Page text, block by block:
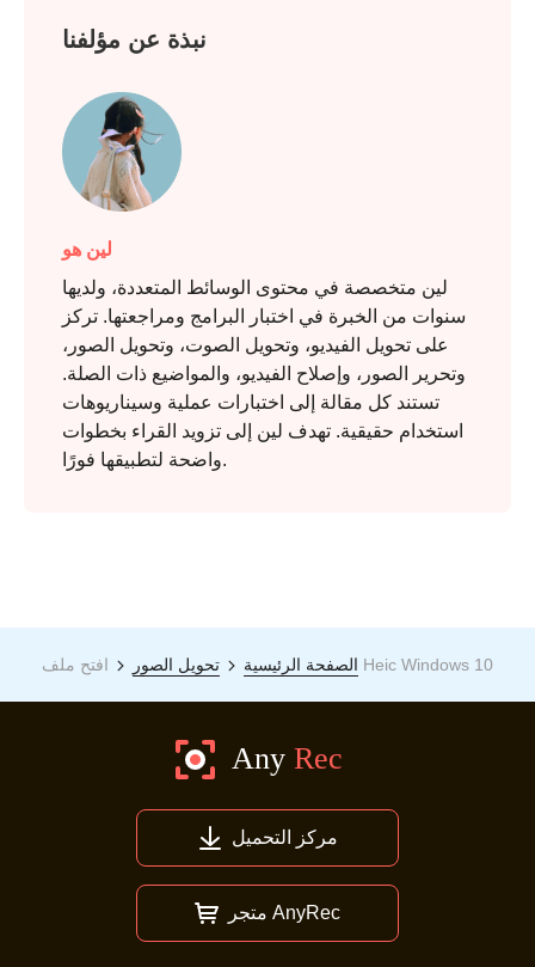
نبذة عن مؤلفنا
لين هو
لين متخصصة في محتوى الوسائط المتعددة، ولديها
سنوات من الخبرة في اختبار البرامج ومراجعتها. تركز
على تحويل الفيديو، وتحويل الصوت، وتحويل الصور،
وتحرير الصور، وإصلاح الفيديو، والمواضيع ذات الصلة.
تستند كل مقالة إلى اختبارات عملية وسيناريوهات
استخدام حقيقية. تهدف لين إلى تزويد القراء بخطوات
واضحة لتطبيقها فورًا.
الصفحة الرئيسية تحويل الصور افتح ملف Heic Windows 10
مركز التحميل
متجر AnyRec